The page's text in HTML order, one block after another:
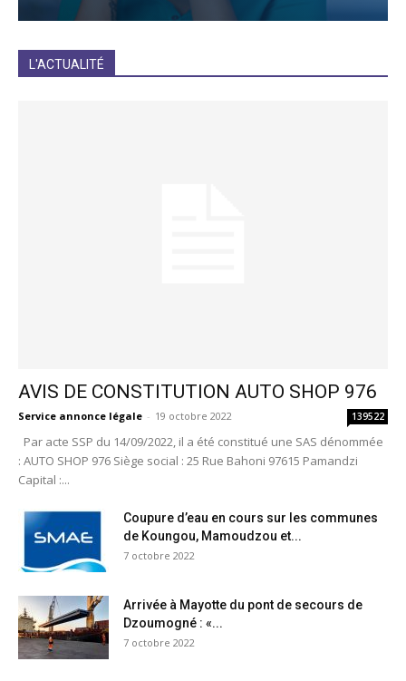
L'ACTUALITÉ
AVIS DE CONSTITUTION AUTO SHOP 976
Service annonce légale - 19 octobre 2022 139522
Par acte SSP du 14/09/2022, il a été constitué une SAS dénommée
: AUTO SHOP 976 Siège social : 25 Rue Bahoni 97615 Pamandzi
Capital :...
Coupure d’eau en cours sur les communes
de Koungou, Mamoudzou et...
7 octobre 2022
Arrivée à Mayotte du pont de secours de
Dzoumogné : «...
7 octobre 2022